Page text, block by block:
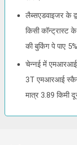
लैब्सएडवाइजर के
किसी कॉन्ट्रास्ट
की बुकिंग पे पाए
चेन्नई में एमआरआई
3T एमआरआई स्कैन
मात्र 3.89 किमी